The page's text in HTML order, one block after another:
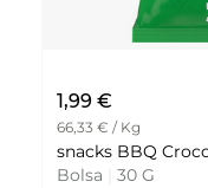
1,99 €
66,33 € / Kg
Bolsa
30 G